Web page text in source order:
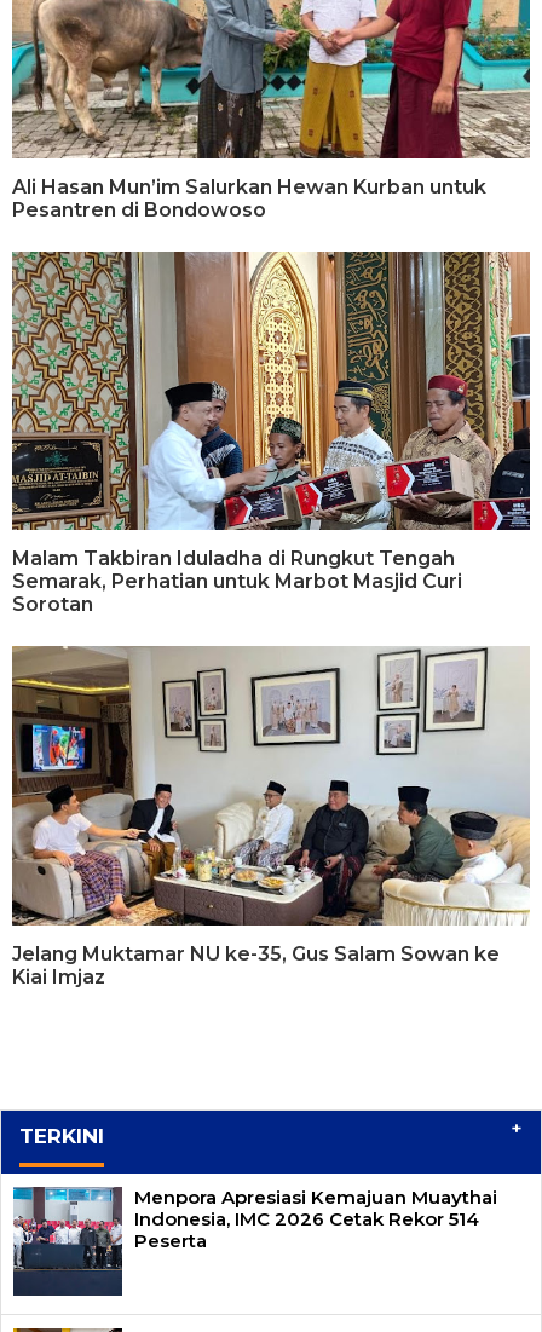
Ali Hasan Mun’im Salurkan Hewan Kurban untuk
Pesantren di Bondowoso
Malam Takbiran Iduladha di Rungkut Tengah
Semarak, Perhatian untuk Marbot Masjid Curi
Sorotan
Jelang Muktamar NU ke-35, Gus Salam Sowan ke
Kiai Imjaz
TERKINI +
Menpora Apresiasi Kemajuan Muaythai
Indonesia, IMC 2026 Cetak Rekor 514
Peserta